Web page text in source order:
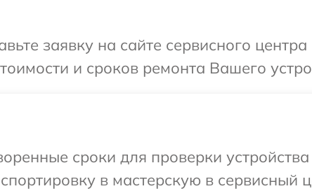
заявку на сайте сервисного
и сроков ремонта Вашего
сроки для проверки
в мастерскую в сервисный